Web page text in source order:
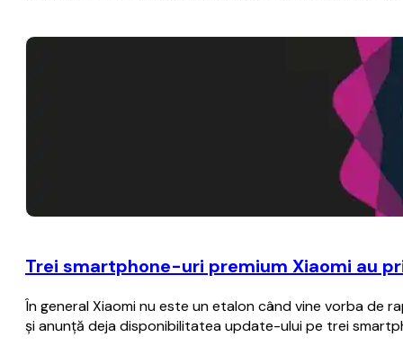
Trei smartphone-uri premium Xiaomi au
În general Xiaomi nu este un etalon când vine vorba de
şi anunţă deja disponibilitatea update-ului pe trei